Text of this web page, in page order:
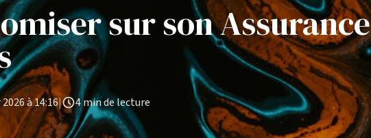
sur son Assurance
à 14:16| 4 min de lecture